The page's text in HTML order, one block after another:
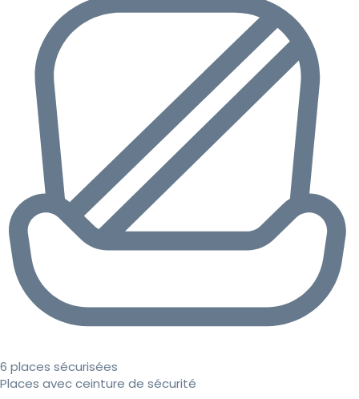
6 places sécurisées
Places avec ceinture de sécurité